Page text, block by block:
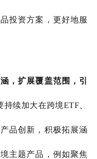
投资方案，更好地服
，扩展覆盖范围，引
持续加大在跨境ETF、
品创新，积极拓展涵
主题产品，例如聚焦